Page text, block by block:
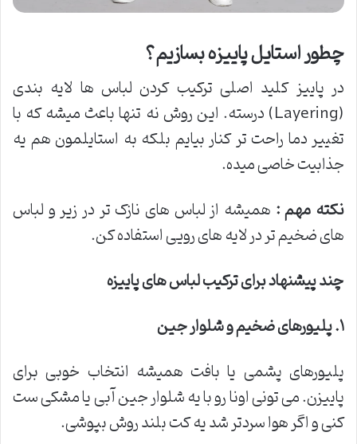
چطور استایل پاییزه بسازیم؟
در پاییز کلید اصلی ترکیب کردن لباس ها لایه بندی
(Layering) درسته. این روش نه تنها باعث میشه که با
تغییر دما راحت تر کنار بیایم بلکه به استایلمون هم یه
جذابیت خاصی میده.
نکته مهم : همیشه از لباس های نازک تر در زیر و لباس
های ضخیم تر در لایه های رویی استفاده کن.
چند پیشنهاد برای ترکیب لباس های پاییزه
۱.پلیورهای ضخیم و شلوار جین
پلیورهای پشمی یا بافت همیشه انتخاب خوبی برای
پاییزن. می تونی اونا رو با یه شلوار جین آبی یا مشکی ست
کنی و اگر هوا سردتر شد یه کت بلند روش بپوشی.